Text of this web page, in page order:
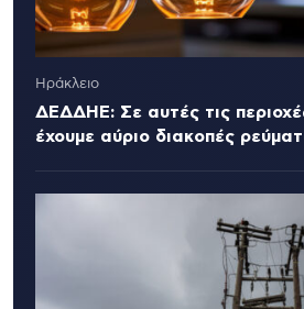
Ηράκλειο
ΔΕΔΔΗΕ: Σε αυτές τις
έχουμε αύριο διακοπές